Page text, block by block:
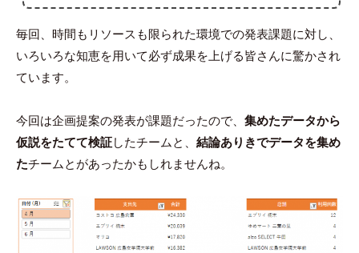
毎回、時間もリソースも限られた環境での発表課題に対し、
いろいろな知恵を用いて必ず成果を上げる皆さんに驚かされ
ています。
今回は企画提案の発表が課題だったので、 集めたデータから
仮説をたてて検証したチームと、 結論ありきでデータを集め
たチームとがあったかもしれませんね。